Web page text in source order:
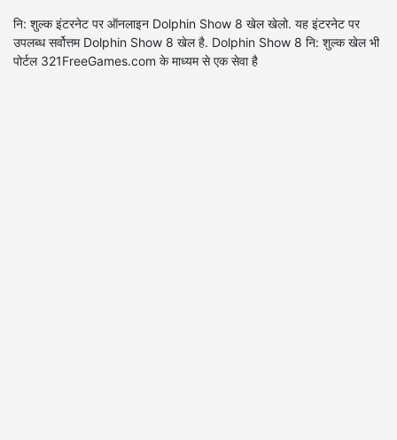
नि: शुल्क इंटरनेट पर ऑनलाइन Dolphin Show 8 खेल खेलो. यह इंटरनेट पर
उपलब्ध सर्वोत्तम Dolphin Show 8 खेल है. Dolphin Show 8 नि: शुल्क खेल भी
पोर्टल 321FreeGames.com के माध्यम से एक सेवा है